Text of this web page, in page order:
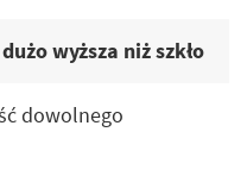
wyższa niż szkło
dowolnego